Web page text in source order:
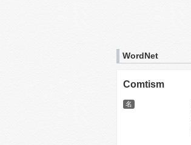
WordNet
Comtism
名